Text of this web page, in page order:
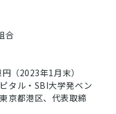
合
（2023年1月末）
タル・SBI大学発ベン
京都港区、代表取締